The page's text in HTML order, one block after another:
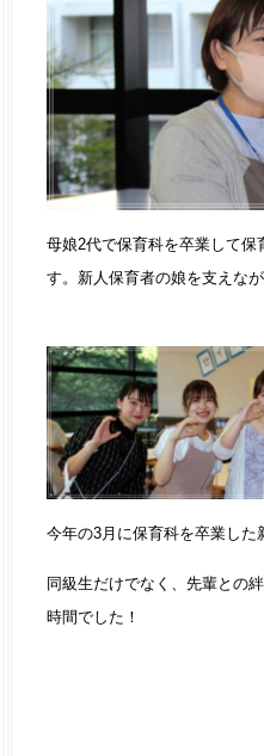
母娘2代で保育科を卒業して
す。新人保育者の娘を支えな
今年の3月に保育科を卒業した
同級生だけでなく、先輩との
時間でした！